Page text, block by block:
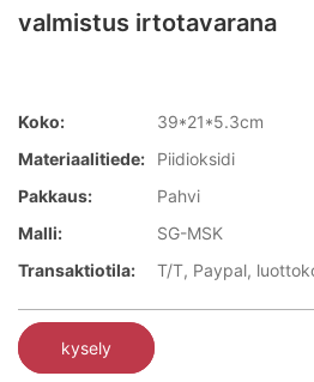
valmistus irtotavarana
Koko:
39*21*5.3cm
Materiaalitiede:
Piidioksidi
Pakkaus:
Pahvi
Malli:
SG-MSK
Transaktiotila:
T/T, Paypal,
kysely